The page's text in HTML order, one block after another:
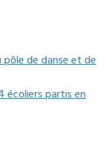
pôle de danse et de
écoliers partis en